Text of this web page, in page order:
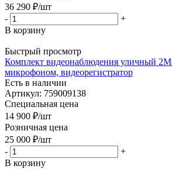
36 290 ₽/шт
-
+
В корзину
Быстрый просмотр
Комплект видеонаблюдения уличный
микрофоном, видеорегистратор
Есть в наличии
Артикул: 759009138
Специальная цена
14 900 ₽/шт
Розничная цена
25 000 ₽/шт
-
+
В корзину